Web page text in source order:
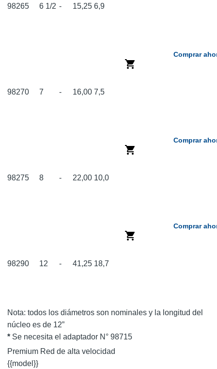
98265 6 1/2 - 15,25 6,9
98270 7 - 16,00 7,5
Comprar
98275 8 - 22,00 10,0
Comprar
98290 12 - 41,25 18,7
Comprar
Nota: todos los diámetros son nominales y la longitud del
núcleo es de 12”
* Se necesita el adaptador N° 98715
Premium Red de alta velocidad
{{model}}